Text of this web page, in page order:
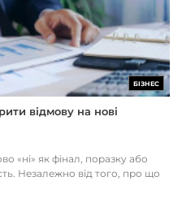
БІЗНЕС
відмову на нові
«ні» як фінал, поразку або
Незалежно від того, про що